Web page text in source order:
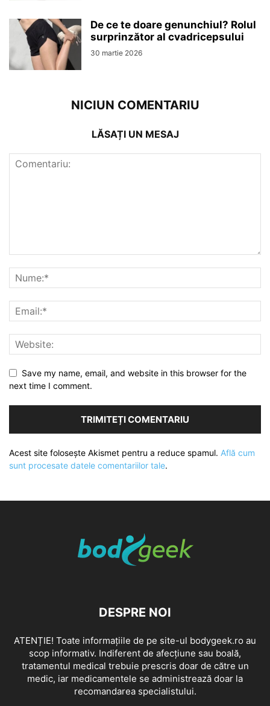
De ce te doare genunchiul? Rolul
surprinzător al cvadricepsului
30 martie 2026
NICIUN COMENTARIU
LĂSAȚI UN MESAJ
Save my name, email, and website in this browser for the
next time I comment.
Acest site folosește Akismet pentru a reduce spamul. Află cum
sunt procesate datele comentariilor tale.
DESPRE NOI
ATENȚIE! Toate informațiile de pe site-ul bodygeek.ro au
scop informativ. Indiferent de afecțiune sau boală,
tratamentul medical trebuie prescris doar de către un
medic, iar medicamentele se administrează doar la
recomandarea specialistului.